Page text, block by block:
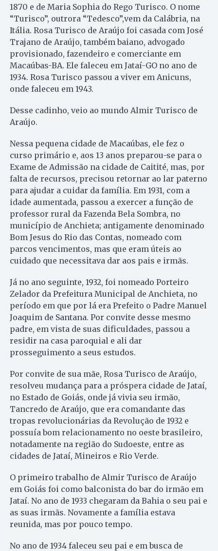
1870 e de Maria Sophia do Rego Turisco. O nome
“Turisco”, outrora “Tedesco”,vem da Calábria, na
Itália. Rosa Turisco de Araújo foi casada com José
Trajano de Araújo, também baiano, advogado
provisionado, fazendeiro e comerciante em
Macaúbas-BA. Ele faleceu em Jataí-GO no ano de
1934. Rosa Turisco passou a viver em Anicuns,
onde faleceu em 1943.
Desse cadinho, veio ao mundo Almir Turisco de
Araújo.
Nessa pequena cidade de Macaúbas, ele fez o
curso primário e, aos 13 anos preparou-se para o
Exame de Admissão na cidade de Caitité, mas, por
falta de recursos, precisou retornar ao lar paterno
para ajudar a cuidar da família. Em 1931, com a
idade aumentada, passou a exercer a função de
professor rural da Fazenda Bela Sombra, no
município de Anchieta; antigamente denominado
Bom Jesus do Rio das Contas, nomeado com
parcos vencimentos, mas que eram úteis ao
cuidado que necessitava dar aos pais e irmãs.
Já no ano seguinte, 1932, foi nomeado Porteiro
Zelador da Prefeitura Municipal de Anchieta, no
período em que por lá era Prefeito o Padre Manuel
Joaquim de Santana. Por convite desse mesmo
padre, em vista de suas dificuldades, passou a
residir na casa paroquial e ali dar
prosseguimento a seus estudos.
Por convite de sua mãe, Rosa Turisco de Araújo,
resolveu mudança para a próspera cidade de Jataí,
no Estado de Goiás, onde já vivia seu irmão,
Tancredo de Araújo, que era comandante das
tropas revolucionárias da Revolução de 1932 e
possuía bom relacionamento no oeste brasileiro,
notadamente na região do Sudoeste, entre as
cidades de Jataí, Mineiros e Rio Verde.
O primeiro trabalho de Almir Turisco de Araújo
em Goiás foi como balconista do bar do irmão em
Jataí. No ano de 1933 chegaram da Bahia o seu pai e
as suas irmãs. Novamente a família estava
reunida, mas por pouco tempo.
No ano de 1934 faleceu seu pai e em busca de